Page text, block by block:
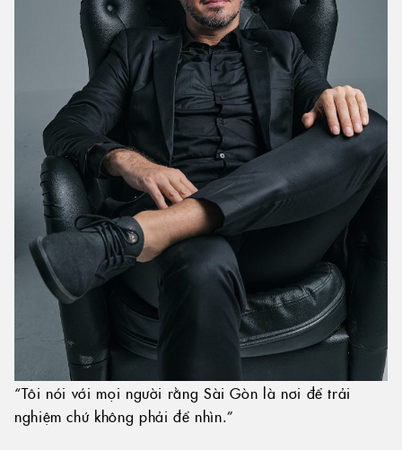
“Tôi nói với mọi người rằng Sài Gòn là nơi để trải
nghiệm chứ không phải để nhìn.”